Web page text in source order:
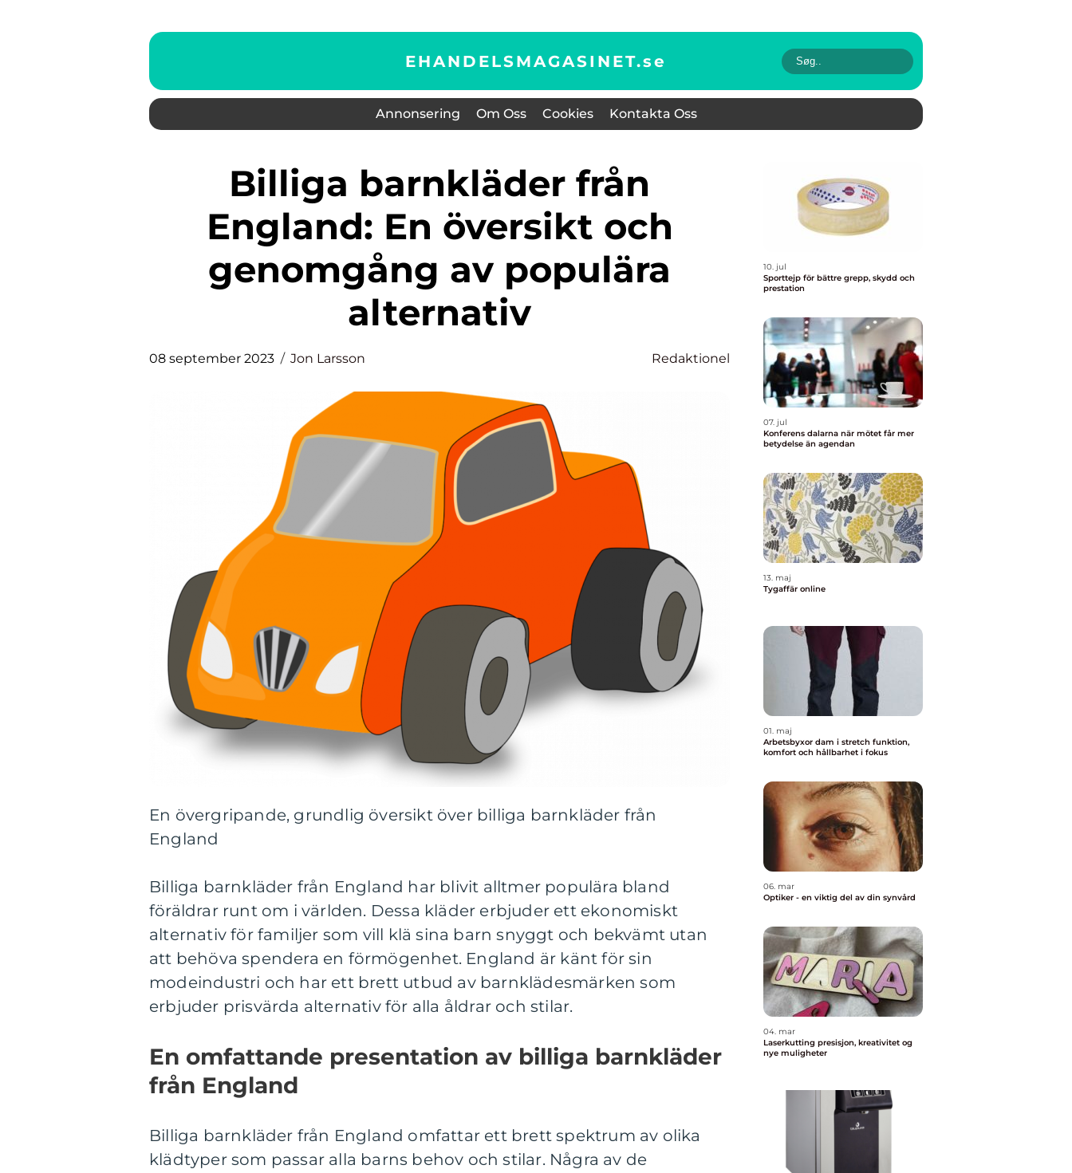
EHANDELSMAGASINET.se
Annonsering Om Oss Cookies Kontakta Oss
Billiga barnkläder från
England: En översikt och
genomgång av populära
alternativ
08 september 2023 Jon Larsson Redaktionel
En övergripande, grundlig översikt över billiga barnkläder från
England
Billiga barnkläder från England har blivit alltmer populära bland
föräldrar runt om i världen. Dessa kläder erbjuder ett ekonomiskt
alternativ för familjer som vill klä sina barn snyggt och bekvämt utan
att behöva spendera en förmögenhet. England är känt för sin
modeindustri och har ett brett utbud av barnklädesmärken som
erbjuder prisvärda alternativ för alla åldrar och stilar.
En omfattande presentation av billiga barnkläder
från England
Billiga barnkläder från England omfattar ett brett spektrum av olika
klädtyper som passar alla barns behov och stilar. Några av de
10. jul
Sporttejp för bättre grepp, skydd och
prestation
07. jul
Konferens dalarna när mötet får mer
betydelse än agendan
13. maj
Tygaffär online
01. maj
Arbetsbyxor dam i stretch funktion,
komfort och hållbarhet i fokus
06. mar
Optiker - en viktig del av din synvård
04. mar
Laserkutting presisjon, kreativitet og
nye muligheter